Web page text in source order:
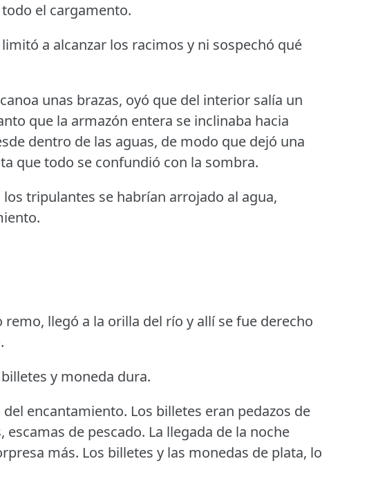
el cargamento.
a alcanzar los racimos y ni sospechó qué
unas brazas, oyó que del interior salía un
que la armazón entera se inclinaba hacia
dentro de las aguas, de modo que dejó una
que todo se confundió con la sombra.
tripulantes se habrían arrojado al agua,
llegó a la orilla del río y allí se fue derecho
y moneda dura.
encantamiento. Los billetes eran pedazos de
escamas de pescado. La llegada de la noche
más. Los billetes y las monedas de plata, lo